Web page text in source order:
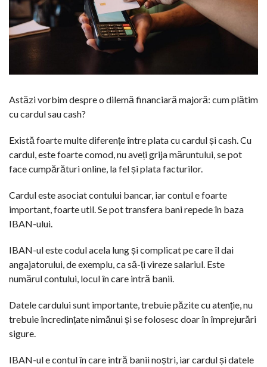
Astăzi vorbim despre o dilemă financiară majoră: cum plătim
cu cardul sau cash?
Există foarte multe diferențe între plata cu cardul și cash. Cu
cardul, este foarte comod, nu aveți grija măruntului, se pot
face cumpărături online, la fel și plata facturilor.
Cardul este asociat contului bancar, iar contul e foarte
important, foarte util. Se pot transfera bani repede în baza
IBAN-ului.
IBAN-ul este codul acela lung și complicat pe care îl dai
angajatorului, de exemplu, ca să-ți vireze salariul. Este
numărul contului, locul în care intră banii.
Datele cardului sunt importante, trebuie păzite cu atenție, nu
trebuie încredințate nimănui și se folosesc doar în împrejurări
sigure.
IBAN-ul e contul în care intră banii noștri, iar cardul și datele